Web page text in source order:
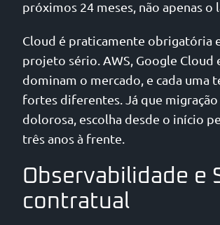
próximos 24 meses, não apenas o
Cloud é praticamente obrigatória
projeto sério. AWS, Google Cloud
dominam o mercado, e cada uma
fortes diferentes. Já que
dolorosa, escolha desde o início
três anos à frente.
Observabilidade e
contratual